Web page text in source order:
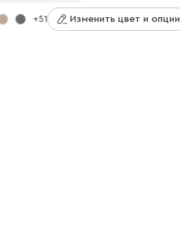
+51 Изменить цвет и опции